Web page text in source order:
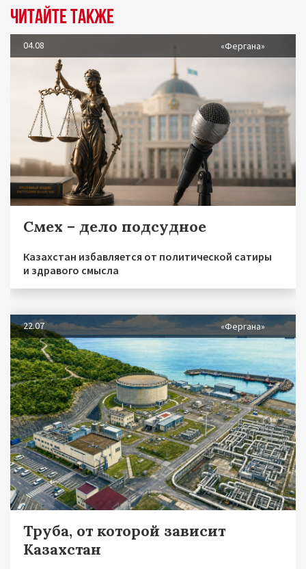
Читайте также
04.08 «Фергана»
Смех – дело подсудное
Казахстан избавляется от политической сатиры
и здравого смысла
22.07 «Фергана»
Труба, от которой зависит
Казахстан